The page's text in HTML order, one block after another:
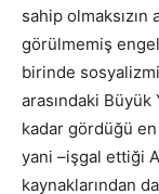
sahip
görülmemiş
birinde
arasındaki Büyük
kadar gördüğü en
yani –işgal ettiği
kaynaklarından